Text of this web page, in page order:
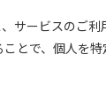
サービスのご
とで、個人を